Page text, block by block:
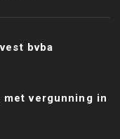
bvba
vergunning in